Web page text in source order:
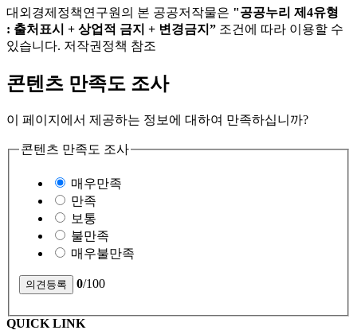
대외경제정책연구원의 본 공공저작물은 "공공누리 제4유형
: 출처표시 + 상업적 금지 + 변경금지” 조건에 따라 이용할 수
있습니다. 저작권정책 참조
콘텐츠 만족도 조사
이 페이지에서 제공하는 정보에 대하여 만족하십니까?
콘텐츠 만족도 조사
매우만족
만족
보통
불만족
매우불만족
0/100
QUICK LINK